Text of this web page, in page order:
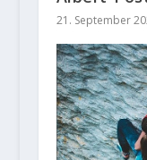
21. September